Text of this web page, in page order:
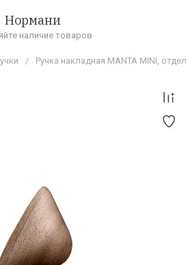
Нормани
наличие товаров
/ Ручка накладная MANTA MINI,